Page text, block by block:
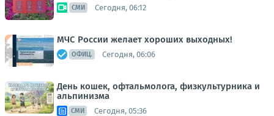
СМИ Сегодня, 06:12
МЧС России желает хороших выходных!
ОФИЦ. Сегодня, 06:06
День кошек, офтальмолога, физкультурника и
альпинизма
СМИ Сегодня, 05:36